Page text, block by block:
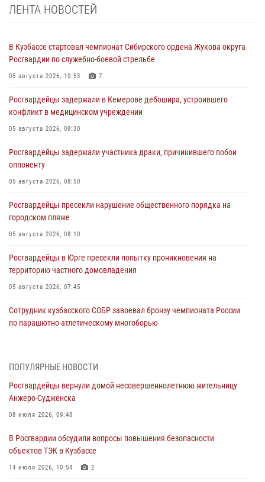
ЛЕНТА НОВОСТЕЙ
В Кузбассе стартовал чемпионат Сибирского ордена Жукова округа
Росгвардии по служебно-боевой стрельбе
05 августа 2026, 10:53 7
Росгвардейцы задержали в Кемерове дебошира, устроившего
конфликт в медицинском учреждении
05 августа 2026, 09:30
Росгвардейцы задержали участника драки, причинившего побои
оппоненту
05 августа 2026, 08:50
Росгвардейцы пресекли нарушение общественного порядка на
городском пляже
05 августа 2026, 08:10
Росгвардейцы в Юрге пресекли попытку проникновения на
территорию частного домовладения
05 августа 2026, 07:45
Сотрудник кузбасского СОБР завоевал бронзу чемпионата России
по парашютно-атлетическому многоборью
Кузбассовцы высоко оценили качество предоставления
04 августа 2026, 09:42
Росгвардейцы помогли разыскать троих юных путешественников из
04 августа 2026, 08:42
Росгвардейцы задержали нарушителя общественного порядка в
ПОПУЛЯРНЫЕ НОВОСТИ
Росгвардейцы вернули домой несовершеннолетнюю жительницу
Анжеро-Судженска
08 июля 2026, 09:48
В Росгвардии обсудили вопросы повышения безопасности
объектов ТЭК в Кузбассе
14 июля 2026, 10:54 2